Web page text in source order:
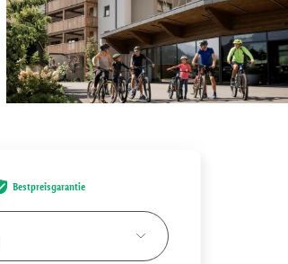
Bestpreisgarantie